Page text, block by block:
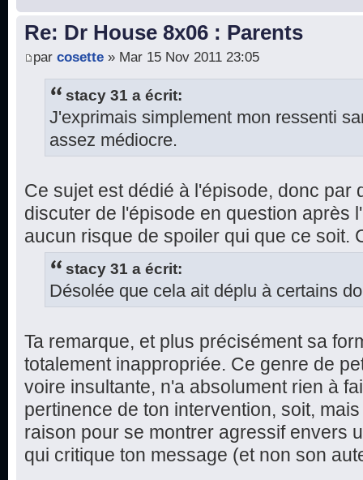
Re: Dr House 8x06 : Parents
par cosette » Mar 15 Nov 2011 23:05
stacy 31 a écrit:
J'exprimais simplement mon ressenti
assez médiocre.
Ce sujet est dédié à l'épisode, donc par
discuter de l'épisode en question après
aucun risque de spoiler qui que ce soit.
stacy 31 a écrit:
Désolée que cela ait déplu à certains
Ta remarque, et plus précisément sa
totalement inappropriée. Ce genre de
voire insultante, n'a absolument rien à
pertinence de ton intervention, soit,
raison pour se montrer agressif envers
qui critique ton message (et non son